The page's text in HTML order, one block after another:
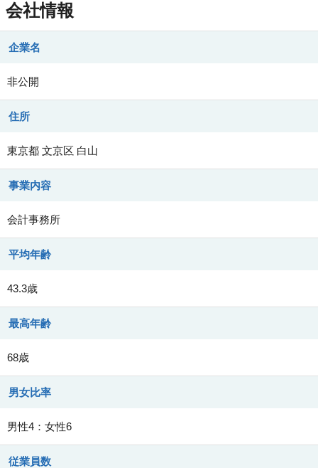
会社情報
企業名
非公開
住所
東京都 文京区 白山
事業内容
会計事務所
平均年齢
43.3歳
最高年齢
68歳
男女比率
男性4：女性6
従業員数